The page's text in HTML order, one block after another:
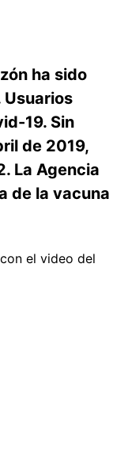
ha sido
19. Sin
de 2019,
La Agencia
de la vacuna
con el video del